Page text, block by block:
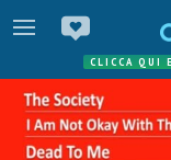
CLICCA QUI